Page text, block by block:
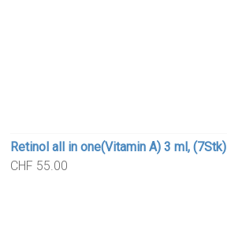
Retinol all in one(Vitamin A) 3 ml, (7Stk)
CHF 55.00